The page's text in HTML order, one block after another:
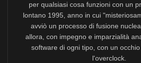
per qualsiasi cosa funzioni con un
lontano 1995, anno in cui
avviò un processo di fusione
allora, con impegno e imparzialità
software di ogni tipo, con un
l'overclock.